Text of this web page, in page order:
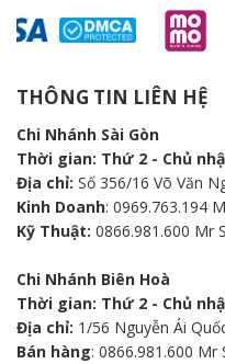
thể
trên
trang
sản
phẩm
THÔNG TIN LIÊN HỆ
Chi Nhánh Sài Gòn
Thời gian: Thứ 2 - Chủ
Địa chỉ: Số 356/16 Võ Văn
Kinh Doanh: 0969.763.194
Kỹ Thuật: 0866.981.600 Mr
Chi Nhánh Biên Hoà
Thời gian: Thứ 2 - Chủ
Địa chỉ: 1/56 Nguyễn Ái
Bán hàng: 0866.981.600 Mr